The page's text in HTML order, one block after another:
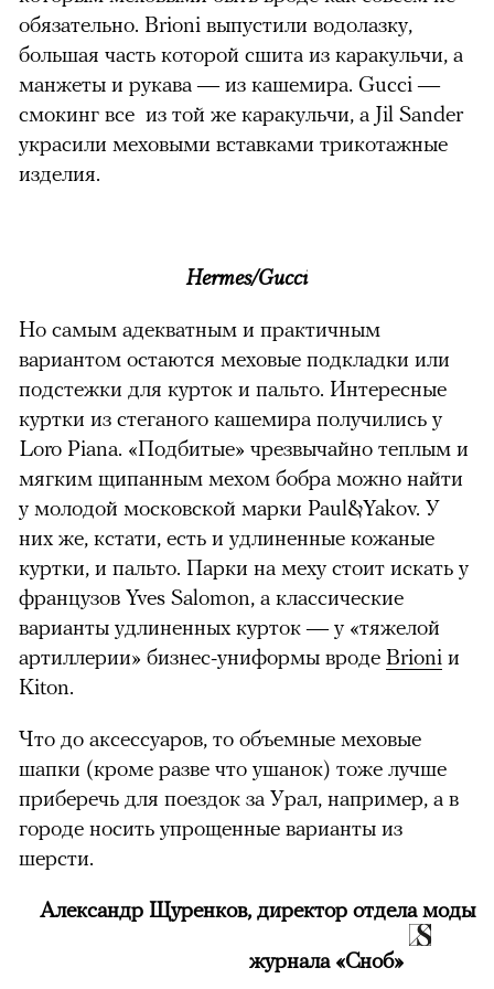
обязательно. Brioni выпустили водолазку,
большая часть которой сшита из каракульчи, а
манжеты и рукава — из кашемира. Gucci —
смокинг все из той же каракульчи, а Jil Sander
украсили меховыми вставками трикотажные
изделия.
Hermes/Gucci
Но самым адекватным и практичным
вариантом остаются меховые подкладки или
подстежки для курток и пальто. Интересные
куртки из стеганого кашемира получились у
Loro Piana. «Подбитые» чрезвычайно теплым и
мягким щипанным мехом бобра можно найти
у молодой московской марки Paul&Yakov. У
них же, кстати, есть и удлиненные кожаные
куртки, и пальто. Парки на меху стоит искать у
французов Yves Salomon, а классические
варианты удлиненных курток — у «тяжелой
артиллерии» бизнес-униформы вроде Brioni и
Kiton.
Что до аксессуаров, то объемные меховые
шапки (кроме разве что ушанок) тоже лучше
приберечь для поездок за Урал, например, а в
городе носить упрощенные варианты из
шерсти.
Александр Щуренков, директор отдела моды
журнала «Сноб»